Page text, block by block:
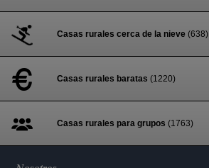
Casas rurales cerca de la nieve (638)
Casas rurales baratas (1220)
Casas rurales para grupos (1763)